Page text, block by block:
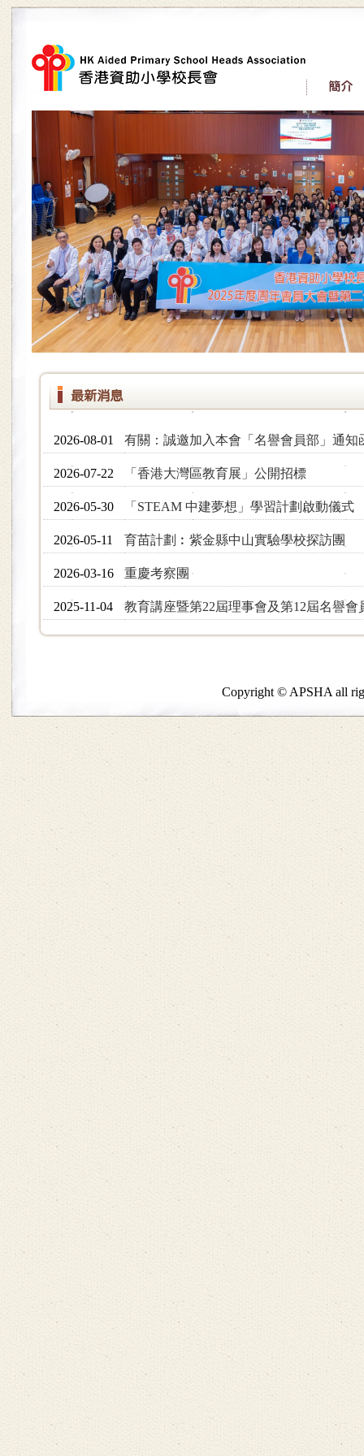
2026-08-01 有關：誠邀加入本會「名譽會員部」通知
2026-07-22 「香港大灣區教育展」公開招標
2026-05-30 「STEAM 中建夢想」學習計劃啟動儀式
2026-05-11 育苗計劃︰紫金縣中山實驗學校探訪團
2026-03-16 重慶考察團
2025-11-04 教育講座暨第22屆理事會及第12屆名譽會
2025 年度周年會員大會、第二十二屆理
香港資助小學校長會 南京歷史、文化及
Copyright © APSHA all